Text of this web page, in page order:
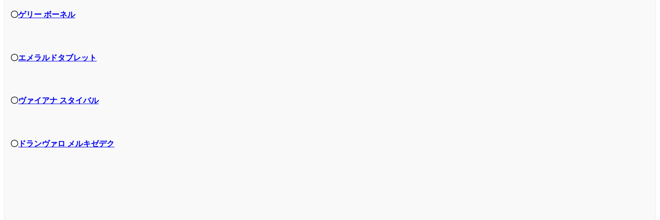
〇ゲリー ボーネル
〇エメラルドタブレット
〇ヴァイアナ スタイバル
〇 ドランヴァロ メルキゼデク